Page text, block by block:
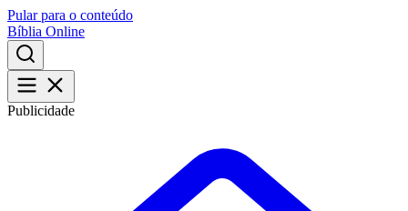
Pular para o conteúdo
Bíblia Online
Publicidade